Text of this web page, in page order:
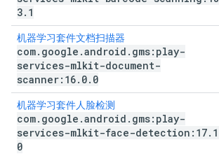
3. 1
机器学习套件文档扫描器
com. google .android . gms:play-
services-mlkit-document-
scanner:16. 0. 0
机器学习套件人脸检测
com. google .android . gms:play-
services-mlkit-face-detection:17. 1
0